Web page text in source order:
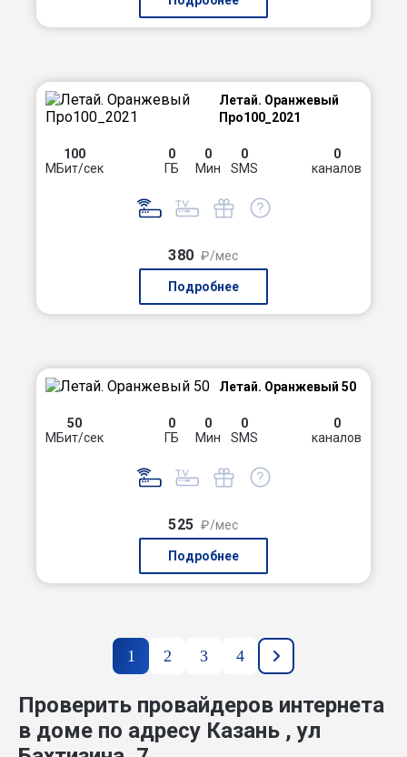
Летай. Оранжевый
Про100_2021
100
МБит/сек
0
ГБ
0
Мин
0
SMS
0
каналов
380 ₽/мес
Подробнее
Летай. Оранжевый 50
50
МБит/сек
0
ГБ
0
Мин
0
SMS
0
каналов
525 ₽/мес
Подробнее
1 2 3 4
Проверить провайдеров интернета
в доме по адресу Казань , ул